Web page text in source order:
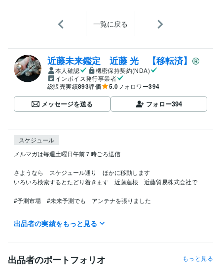
一覧に戻る
近藤未来鑑定 近藤 光 【移転済】
本人確認
機密保持契約(NDA)
インボイス発行事業者
総販売実績893評価 5.0フォロワー394
メッセージを送る フォロー394
スケジュール
メルマガは毎週土曜日午前７時ごろ送信
さようなら　スケジュール通り　ほかに移動します
いろいろ検索するとたどり着きます　近藤蓮根　近藤貿易株式会社で
#予測市場　#未来予測でも　アンテナを張りました
今後デリバティブのための予測に軸足を動かします
マスゴミへ
マスゴミから依頼される取材　出演　全拒否
出品者の実績をもっと見る
出品者のポートフォリオ もっと見る